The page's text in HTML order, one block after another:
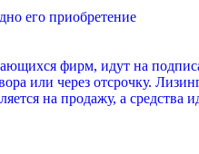
его приобретение
фирм, идут на
или через отсрочку.
на продажу, а средства